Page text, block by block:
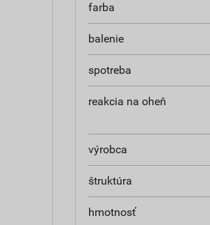
farba
balenie
spotreba
reakcia na oheň
výrobca
štruktúra
hmotnosť